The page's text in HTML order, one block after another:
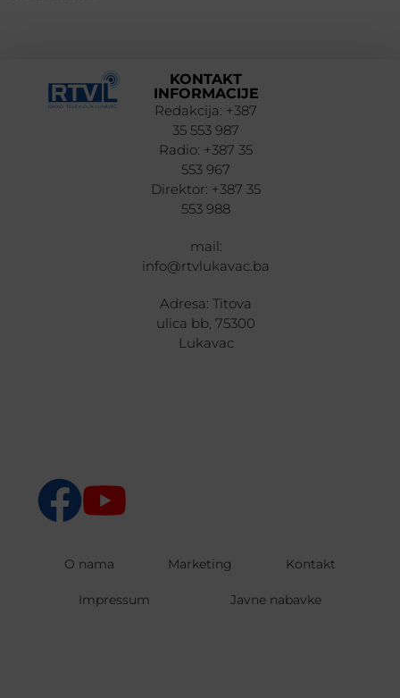
KONTAKT
INFORMACIJE
Redakcija: +387
35 553 987
Radio: +387 35
553 967
Direktor: +387 35
553 988
mail:
info@rtvlukavac.ba
Adresa: Titova
ulica bb, 75300
Lukavac
O nama Marketing Kontakt
Impressum Javne nabavke